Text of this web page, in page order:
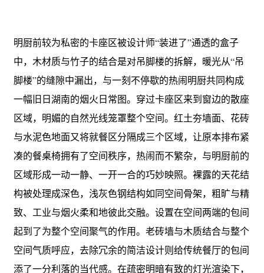
明厨前较为私密的卡座区被设计师“装进了”通透的盒子
中，木材质与竹子的结合是对吊脚楼的拆解，暖光从“吊
脚楼”的缝隙中漏出，与一刻不停歇的热闹明厨共同构成
一幅旧日湖南的烟火日常图。穿过卡座区来到窗边的散座
区域，明媚的自然光线笼罩整个空间。红土夯墙面、花砖
与水泥色地面又将就餐区分隔成三个区域，让原本排布紧
凑的餐桌椅拥有了空间秩序，热闹而不繁杂，与明厨前的
区域形成一动一静、一开一合的巧妙映照。裸露的天花结
构被处理成深色，浅灰色钢结构如同空间骨架，粗旷与精
致、工业与烟火柔和地彼此交融。设置在空间两端的包间
起到了为整个空间聚气的作用。老砖墙与木质结合与整个
空间气质呼应，去除冗余的简洁设计则给传统餐厅的包间
添了一分利落的当代感。在疏密明暗有致的灯光渲染下，